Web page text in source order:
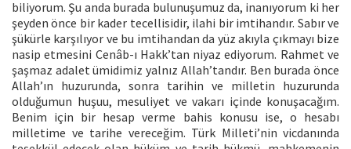
biliyorum. Şu anda burada bulunuşumuz da, inanıyorum ki her
şeyden önce bir kader tecellisidir, ilahi bir imtihandır. Sabır ve
şükürle karşılıyor ve bu imtihandan da yüz akıyla çıkmayı bize
nasip etmesini Cenâb-ı Hakk’tan niyaz ediyorum. Rahmet ve
şaşmaz adalet ümidimiz yalnız Allah’tandır. Ben burada önce
Allah’ın huzurunda, sonra tarihin ve milletin huzurunda
olduğumun huşuu, mesuliyet ve vakarı içinde konuşacağım.
Benim için bir hesap verme bahis konusu ise, o hesabı
milletime ve tarihe vereceğim. Türk Milleti’nin vicdanında